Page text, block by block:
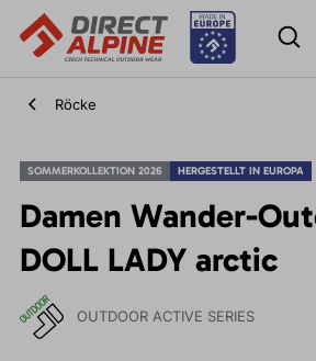
Röcke
SOMMERKOLLEKTION 2026 HERGESTELLT IN EUROPA
Damen Wander-
DOLL LADY arctic
OUTDOOR ACTIVE SERIES